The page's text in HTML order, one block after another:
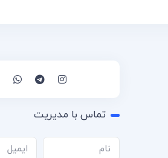
تماس با مدیریت